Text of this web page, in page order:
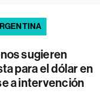
sugieren
para el dólar en
a intervención